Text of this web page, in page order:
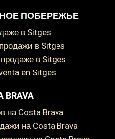
ПОБЕРЕЖЬЕ
в Sitges
в Sitges
продаже в Sitges
en Sitges
BRAVA
на Costa Brava
на Costa Brava
Принять все